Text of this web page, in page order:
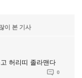
이 본 기사
허리띠 졸라맨다
0